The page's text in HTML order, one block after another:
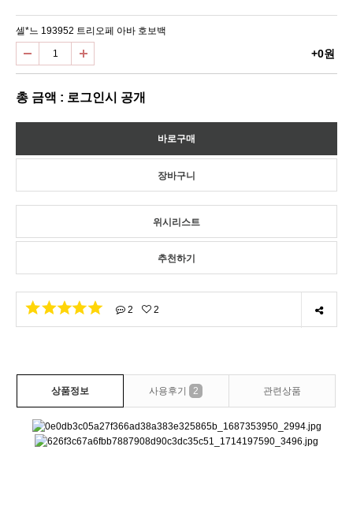
셀*느 193952 트리오페 아바 호보백
+0원
총 금액 : 로그인시 공개
위시리스트
추천하기
2 2
상품정보 사용후기 2 관련상품